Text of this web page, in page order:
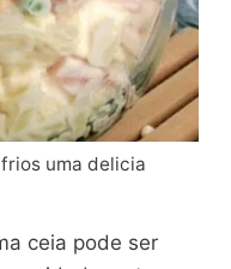
uma delicia
ceia pode ser